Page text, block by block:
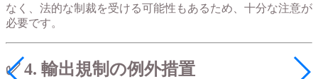
なく、法的な制裁を受ける可能性もあるため、十分な注意が
必要です。
✅ 4. 輸出規制の例外措置